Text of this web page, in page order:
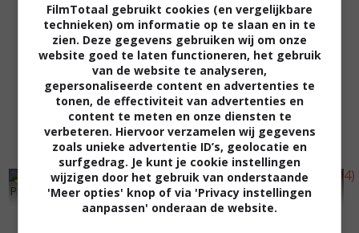
7
Profile for Murder (1996) 3, 7
The Killing Machine (1994)
FilmTotaal gebruikt cookies (en vergelijkbare
technieken) om informatie op te slaan en in te
zien. Deze gegevens gebruiken wij om onze
website goed te laten functioneren, het gebruik
van de website te analyseren,
gepersonaliseerde content en advertenties te
tonen, de effectiviteit van advertenties en
content te meten en onze diensten te
verbeteren. Hiervoor verzamelen wij gegevens
zoals unieke advertentie ID’s, geolocatie en
surfgedrag. Je kunt je cookie instellingen
wijzigen door het gebruik van onderstaande
'Meer opties' knop of via 'Privacy instellingen
aanpassen' onderaan de website.